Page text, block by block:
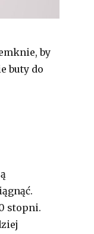
by
buty do
stopni.